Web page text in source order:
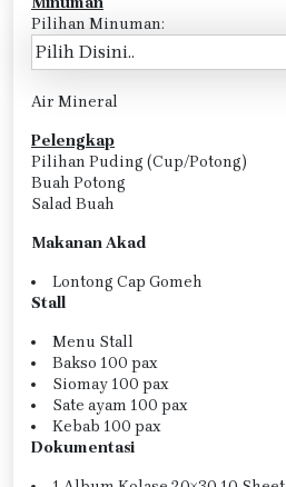
Pilihan Minuman:
Air Mineral
Pelengkap
Pilihan Puding (Cup/Potong)
Buah Potong
Salad Buah
Makanan Akad
Lontong Cap Gomeh
Stall
Menu Stall
Bakso 100 pax
Siomay 100 pax
Sate ayam 100 pax
Kebab 100 pax
Dokumentasi